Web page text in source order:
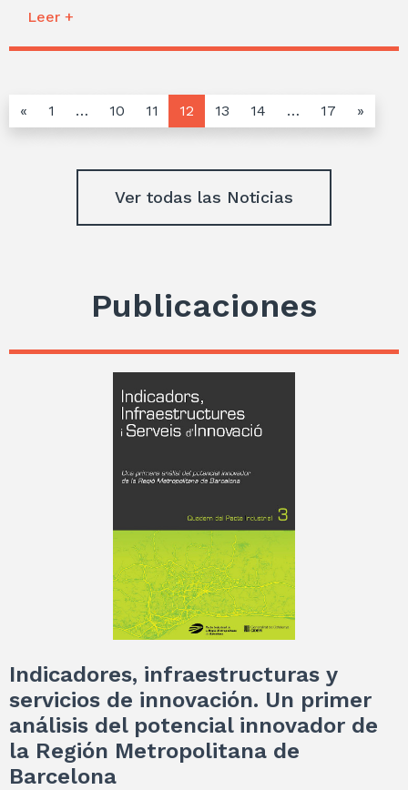
Leer +
« 1 … 10 11 12 13 14 … 17 »
Ver todas las Noticias
Publicaciones
Indicadores, infraestructuras y
servicios de innovación. Un primer
análisis del potencial innovador de
la Región Metropolitana de
Barcelona